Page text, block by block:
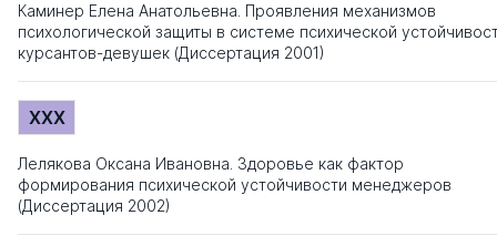
Каминер Елена Анатольевна. Проявления механизмов
психологической защиты в системе психической
курсантов-девушек (Диссертация 2001)
XXX
Лелякова Оксана Ивановна. Здоровье как фактор
формирования психической устойчивости менеджеров
(Диссертация 2002)